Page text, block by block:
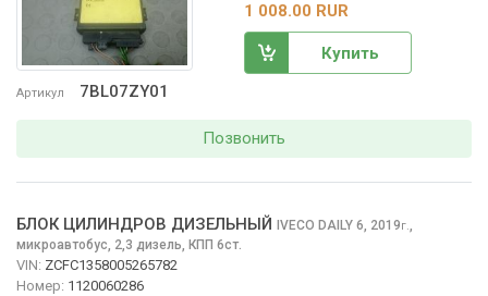
Артикул 7BL07ZY01
1 008.00 RUR
Купить
Позвонить
БЛОК ЦИЛИНДРОВ ДИЗЕЛЬНЫЙ IVECO DAILY 6, 2019г.,
микроавтобус, 2,3 дизель, КПП 6ст.
VIN: ZCFC1358005265782
Номер: 1120060286